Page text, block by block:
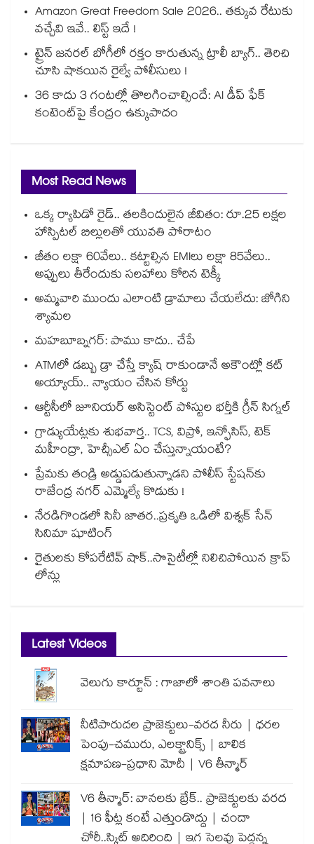
Amazon Great Freedom Sale 2026.. తక్కువ రేటుకు
వచ్చేవి ఇవే.. లిస్ట్ ఇదే !
ట్రైన్ జనరల్ బోగీలో రక్తం కారుతున్న ట్రాలీ బ్యాగ్.. తెరిచి
చూసి షాకయిన రైల్వే పోలీసులు !
36 కాదు 3 గంటల్లో తొలగించాల్సిందే: AI డీప్ ఫేక్
కంటెంట్‎పై కేంద్రం ఉక్కుపాదం
Most Read News
ఒక్క ర్యాపిడో రైడ్.. తలకిందులైన జీవితం: రూ.25 లక్షల
హాస్పిటల్ బిల్లులతో యువతి పోరాటం
జీతం లక్షా 60వేలు.. కట్టాల్సిన EMIలు లక్షా 85వేలు..
అప్పులు తీరేందుకు సలహాలు కోరిన టెక్కీ
అమ్మవారి ముందు ఎలాంటి డ్రామాలు చేయలేదు: జోగిని
శ్యామల
మహబూబ్నగర్: పాము కాదు.. చేపే
ATMలో డబ్బు డ్రా చేస్తే క్యాష్ రాకుండానే అకౌంట్లో కట్
అయ్యాయ్.. న్యాయం చేసిన కోర్టు
ఆర్టీసీలో జూనియర్ అసిస్టెంట్‌‌ పోస్టుల భర్తీకి గ్రీన్‌‌ సిగ్నల్
గ్రాడ్యుయేట్లకు శుభవార్త.. TCS, విప్రో, ఇన్ఫోసిస్, టెక్
మహీంద్రా, హెచ్సీఎల్ ఏం చేస్తున్నాయంటే?
ప్రేమకు తండ్రి అడ్డుపడుతున్నాడని పోలీస్ స్టేషన్⁪కు
రాజేంద్ర నగర్ ఎమ్మెల్యే కొడుకు !
నేరడిగొండలో సినీ జాతర..ప్రకృతి ఒడిలో విశ్వక్ సేన్
సినిమా షూటింగ్
రైతులకు కోపరేటివ్ షాక్..సొసైటీల్లో నిలిచిపోయిన క్రాప్
లోన్లు
Latest Videos
వెలుగు కార్టూన్ : గాజాలో శాంతి పవనాలు
నీటిపారుదల ప్రాజెక్టులు-వరద నీరు | ధరల
పెంపు-చమురు, ఎలక్ట్రానిక్స్ | బాలిక
క్షమాపణ-ప్రధాని మోదీ | V6 తీన్మార్
V6 తీన్మార్: వానలకు బ్రేక్.. ప్రాజెక్టులకు వరద
| 16 ఫీట్ల కంటే ఎత్తుండొద్దు | చందా
చోరీ..స్కిట్ అదిరింది | ఇగ సెలవు పెద్దన్న